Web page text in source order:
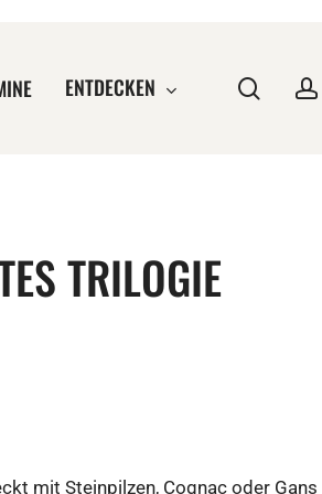
ENTDECKEN Suche
TRILOGIE
mit Steinpilzen, Cognac oder Gans